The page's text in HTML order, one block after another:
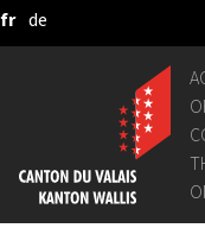
Saut au contenu principal
fr de